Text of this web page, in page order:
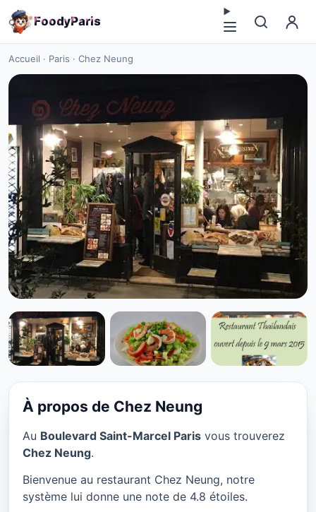
FoodyParis
Accueil · Paris · Chez Neung
VÉGÉTARIEN
Chez Neung à Paris
★ 4.8/5
À propos de Chez Neung
Au Boulevard Saint-Marcel Paris vous trouverez
Chez Neung.
Bienvenue au restaurant Chez Neung, notre
système lui donne une note de 4.8 étoiles.